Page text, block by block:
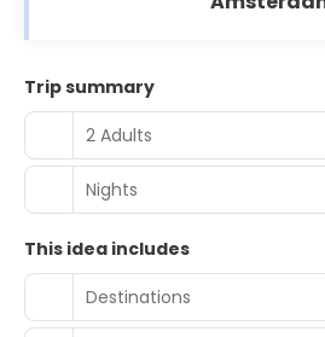
Trip summary
2 Adults
Nights
This idea includes
Destinations